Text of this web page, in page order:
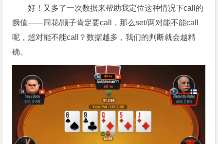
好！又多了一次数据来帮助我定位这种情况下call的
阙值——同花/顺子肯定要call，那么set/两对能不能call
呢，超对能不能call？数据越多，我们的判断就会越精
确。